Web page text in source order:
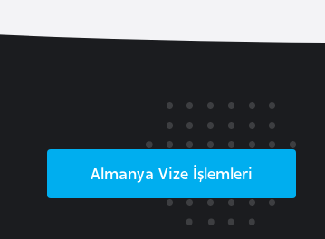
Almanya Vize İşlemleri